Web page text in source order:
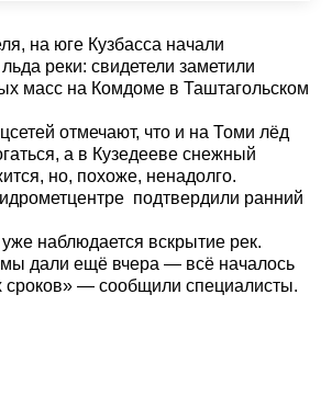
на юге Кузбасса начали
реки: свидетели заметили
масс на Комдоме в Таштагольском
отмечают, что и на Томи лёд
а в Кузедееве снежный
но, похоже, ненадолго.
подтвердили ранний
наблюдается вскрытие рек.
мы дали ещё вчера — всё началось
— сообщили специалисты.